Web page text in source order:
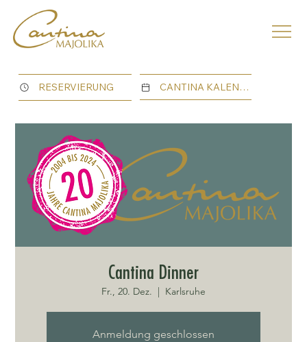
RESERVIERUNG CANTINA KALENDER
Cantina Dinner
Fr., 20. Dez.
  |
Karlsruhe
Anmeldung geschlossen